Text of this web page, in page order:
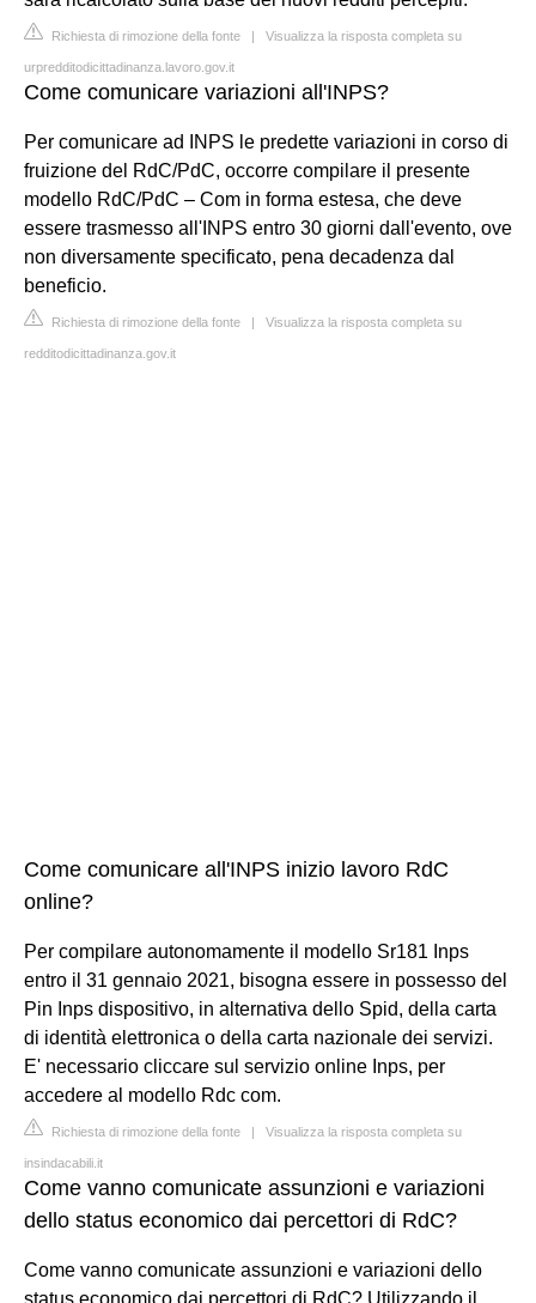
Richiesta di rimozione della fonte | Visualizza la risposta completa su
urpredditodicittadinanza.lavoro.gov.it
Come comunicare variazioni all'INPS?
Per comunicare ad INPS le predette variazioni in corso di
fruizione del RdC/PdC, occorre compilare il presente
modello RdC/PdC – Com in forma estesa, che deve
essere trasmesso all'INPS entro 30 giorni dall'evento, ove
non diversamente specificato, pena decadenza dal
beneficio.
Richiesta di rimozione della fonte | Visualizza la risposta completa su
redditodicittadinanza.gov.it
Come comunicare all'INPS inizio lavoro RdC
online?
Per compilare autonomamente il modello Sr181 Inps
entro il 31 gennaio 2021, bisogna essere in possesso del
Pin Inps dispositivo, in alternativa dello Spid, della carta
di identità elettronica o della carta nazionale dei servizi.
E' necessario cliccare sul servizio online Inps, per
accedere al modello Rdc com.
Richiesta di rimozione della fonte | Visualizza la risposta completa su
insindacabili.it
Come vanno comunicate assunzioni e variazioni
dello status economico dai percettori di RdC?
Come vanno comunicate assunzioni e variazioni dello
status economico dai percettori di RdC? Utilizzando il